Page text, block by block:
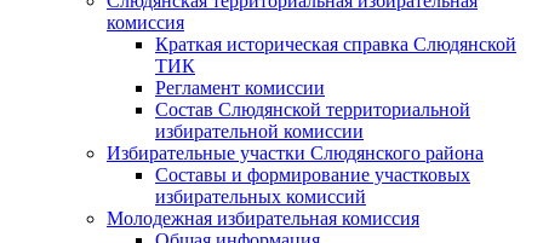
комиссия
Краткая историческая справка Слюдянской
ТИК
Регламент комиссии
Состав Слюдянской территориальной
избирательной комиссии
Избирательные участки Слюдянского района
Составы и формирование участковых
избирательных комиссий
Молодежная избирательная комиссия